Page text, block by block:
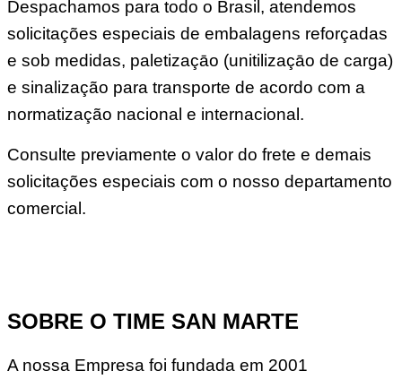
Despachamos para todo o Brasil, atendemos
solicitações especiais de embalagens reforçadas
e sob medidas, paletizaçāo (unitilizaçāo de carga)
e sinalização para transporte de acordo com a
normatização nacional e internacional.
Consulte previamente o valor do frete e demais
solicitações especiais com o nosso departamento
comercial.
SOBRE O TIME SAN MARTE
A nossa Empresa foi fundada em 2001